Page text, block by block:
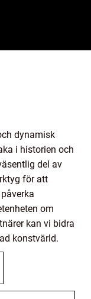
dynamisk
i historien och
del av
för att
om
kan vi bidra
konstvärld.